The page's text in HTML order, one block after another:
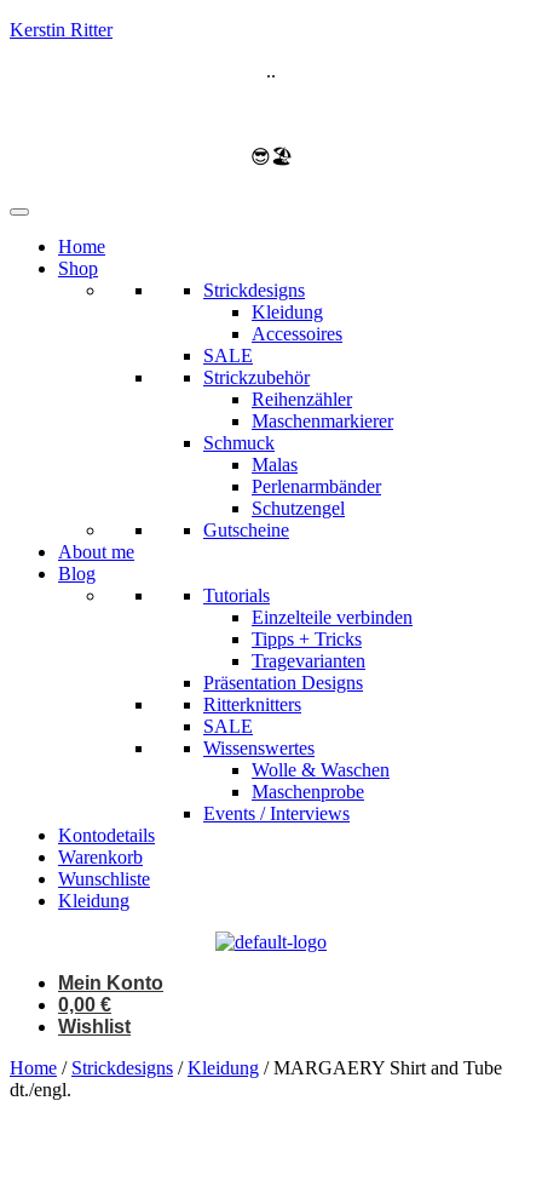
Kerstin Ritter
..
😎🏖️
Home
Shop
Strickdesigns
Kleidung
Accessoires
SALE
Strickzubehör
Reihenzähler
Maschenmarkierer
Schmuck
Malas
Perlenarmbänder
Schutzengel
Gutscheine
About me
Blog
Tutorials
Einzelteile verbinden
Tipps + Tricks
Tragevarianten
Präsentation Designs
Ritterknitters
SALE
Wissenswertes
Wolle & Waschen
Maschenprobe
Events / Interviews
Kontodetails
Warenkorb
Wunschliste
Kleidung
Mein Konto
0,00 €
Wishlist
Home / Strickdesigns /Kleidung / MARGAERY Shirt and Tube
dt./engl.